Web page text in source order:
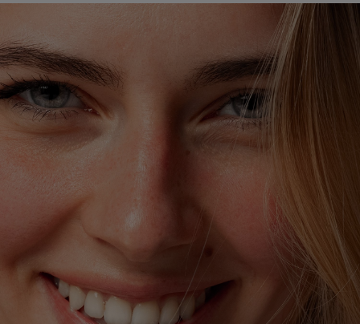
Supprimer le produit ? ×
Voulez-vous vraiment supprimer le produit suivant